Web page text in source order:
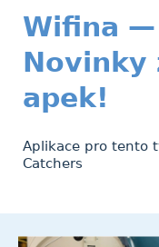
Wifina —
Novinky
apek!
Aplikace pro tento
Catchers